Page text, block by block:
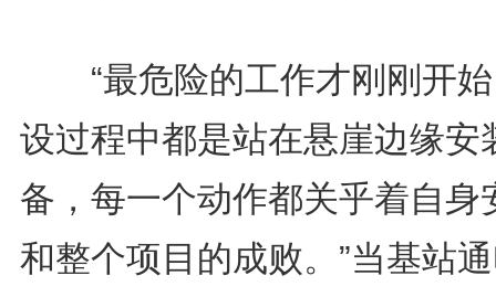
“最危险的工作才刚刚开始
设过程中都是站在悬崖边缘安
备，每一个动作都关乎着自身
和整个项目的成败。”当基站